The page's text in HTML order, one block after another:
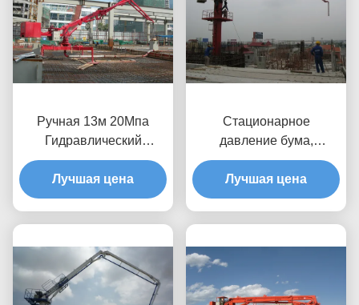
Ручная 13м 20Мпа
Гидравлический
бетонный бум 360
градусов
Лучшая цена
Стационарное
давление бума,
монтируемое на
бетонном напольном
насосе
Лучшая цена